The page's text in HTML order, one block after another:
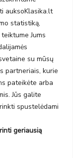
auksoKlasika.lt
statistiką,
Jums
su mūsų
partneriais, kurie
pateikėte arba
Jūs galite
spustelėdami
geriausią
bei riboto